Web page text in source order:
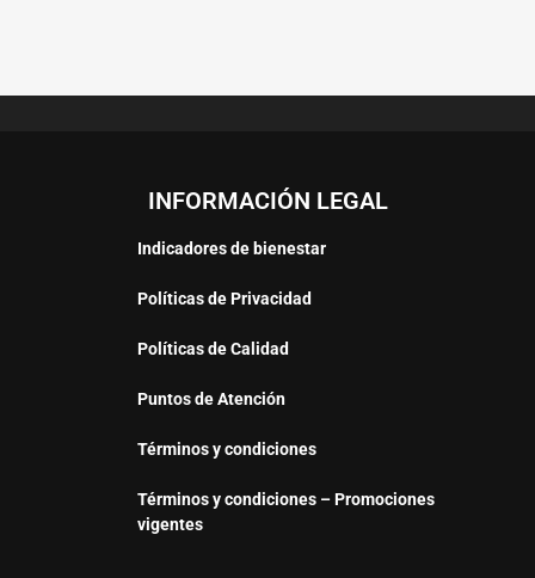
INFORMACIÓN LEGAL
Indicadores de bienestar
Políticas de Privacidad
Políticas de Calidad
Puntos de Atención
Términos y condiciones
Términos y condiciones – Promociones
vigentes